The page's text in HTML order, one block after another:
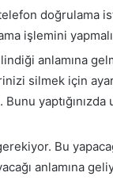
doğrulama
işlemini
anlamına
silmek için
Bu
anlamına